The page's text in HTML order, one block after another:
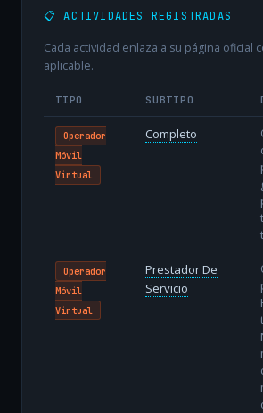
📋 ACTIVIDADES REGISTRADAS
Cada actividad enlaza a su página oficial
aplicable.
TIPO SUBTIPO
Operador
Móvil
Virtual
Completo
Operador
Móvil
Virtual
Prestador De
Servicio